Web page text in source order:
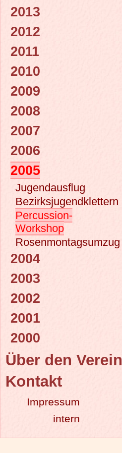
2013
2012
2011
2010
2009
2008
2007
2006
2005
Jugendausflug
Bezirksjugendklettern
Percussion-
Workshop
Rosenmontagsumzug
2004
2003
2002
2001
2000
Über den Verein
Kontakt
Impressum
intern